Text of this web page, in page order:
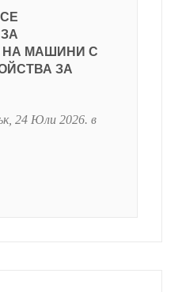
МАШИНИ С
ЗА
24 Юли 2026. в